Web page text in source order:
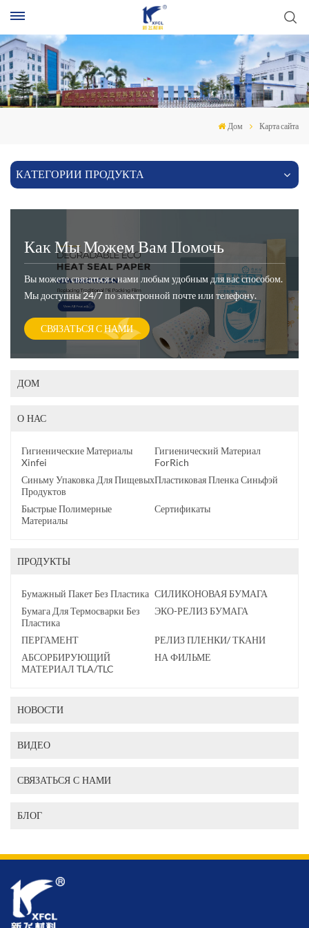
Дом Карта сайта
КАТЕГОРИИ ПРОДУКТА
Как Мы Можем Вам Помочь
Вы можете связаться с нами любым удобным для вас способом.
Мы доступны 24/7 по электронной почте или телефону.
СВЯЗАТЬСЯ С НАМИ
ДОМ
О НАС
Гигиенические Материалы
Xinfei
Гигиенический Материал
ForRich
Синьму Упаковка Для Пищевых
Продуктов
Пластиковая Пленка Синьфэй
Быстрые Полимерные
Материалы
Сертификаты
ПРОДУКТЫ
Бумажный Пакет Без Пластика СИЛИКОНОВАЯ БУМАГА
Бумага Для Термосварки Без
Пластика
ЭКО-РЕЛИЗ БУМАГА
ПЕРГАМЕНТ
РЕЛИЗ ПЛЕНКИ/ ТКАНИ
АБСОРБИРУЮЩИЙ
МАТЕРИАЛ TLA/TLC
НА ФИЛЬМЕ
НОВОСТИ
ВИДЕО
СВЯЗАТЬСЯ С НАМИ
БЛОГ